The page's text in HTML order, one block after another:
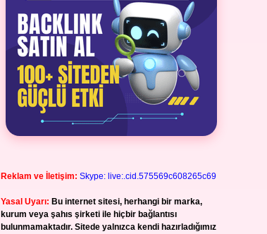
Reklam ve İletişim: Skype: live:.cid.575569c608265c69
Yasal Uyarı: Bu internet sitesi, herhangi bir marka,
kurum veya şahıs şirketi ile hiçbir bağlantısı
bulunmamaktadır. Sitede yalnızca kendi hazırladığımız